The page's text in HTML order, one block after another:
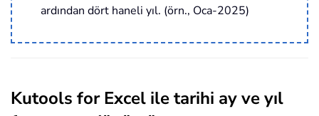
ardından dört haneli yıl. (örn., Oca-2025)
Kutools for Excel ile tarihi ay ve yıl